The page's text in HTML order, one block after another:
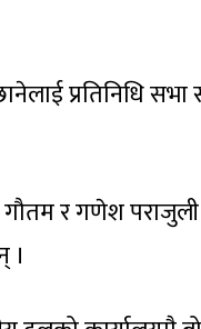
प्रतिनिधि सभा
गौतम र गणेश
।